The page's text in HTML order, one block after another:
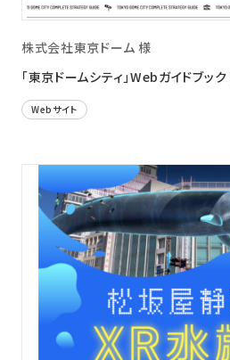
株式会社東京ドーム 様
「東京ドームシティ」Webガイドブッ
Webサイト